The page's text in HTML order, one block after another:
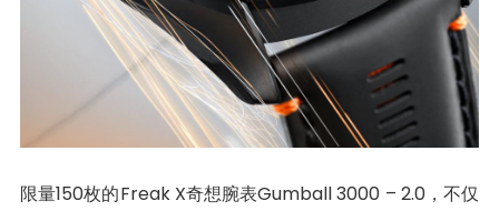
限量150枚的Freak X奇想腕表Gumball 3000 – 2.0，不仅